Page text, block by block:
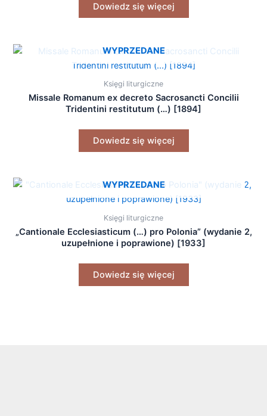
Dowiedz się więcej
WYPRZEDANE
Księgi liturgiczne
Missale Romanum ex decreto Sacrosancti Concilii
Tridentini restitutum (…) [1894]
Dowiedz się więcej
WYPRZEDANE
Księgi liturgiczne
„Cantionale Ecclesiasticum (…) pro Polonia” (wydanie 2,
uzupełnione i poprawione) [1933]
Dowiedz się więcej